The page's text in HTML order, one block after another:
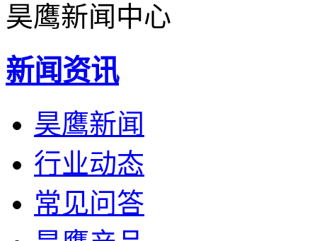
昊鹰新闻中心
新闻资讯
昊鹰新闻
行业动态
常见问答